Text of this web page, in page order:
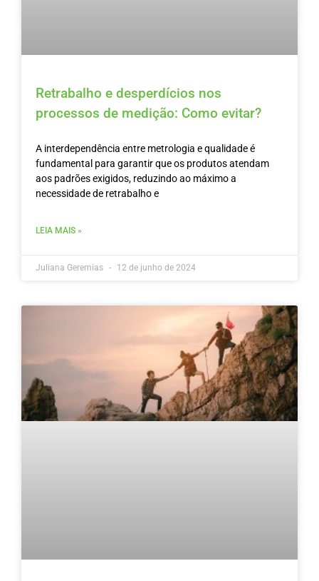
Retrabalho e desperdícios nos
processos de medição: Como evitar?
A interdependência entre metrologia e qualidade é
fundamental para garantir que os produtos atendam
aos padrões exigidos, reduzindo ao máximo a
necessidade de retrabalho e
LEIA MAIS »
Juliana Geremias 12 de junho de 2024